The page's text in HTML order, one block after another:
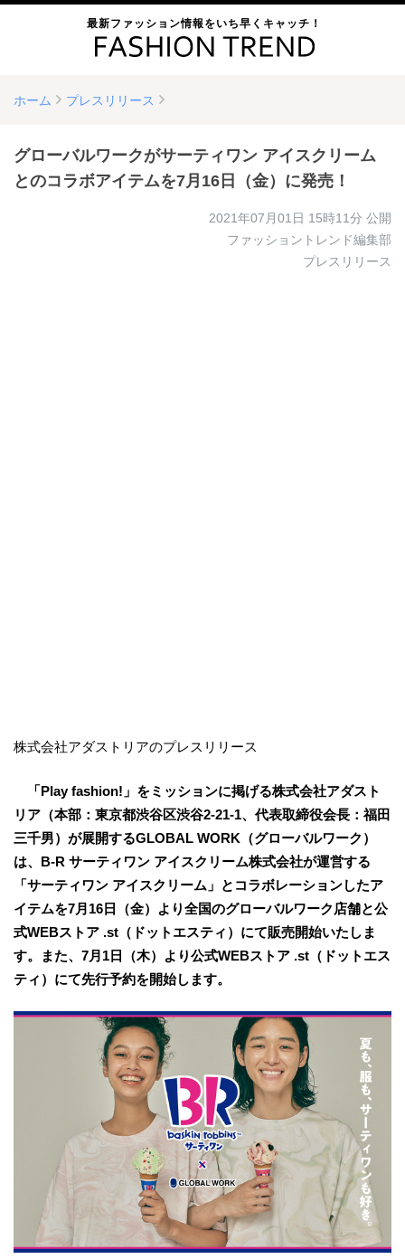
最新ファッション情報をいち早くキャッチ！
ホーム プレスリリース
グローバルワークがサーティワン アイスクリーム
とのコラボアイテムを7月16日（金）に発売！
2021年07月01日 15時11分 公開
ファッショントレンド編集部
プレスリリース
株式会社アダストリアのプレスリリース
「Play fashion!」をミッションに掲げる株式会社アダスト
リア（本部：東京都渋谷区渋谷2-21-1、代表取締役会長：福田
三千男）が展開するGLOBAL WORK（グローバルワーク）
は、B-R サーティワン アイスクリーム株式会社が運営する
「サーティワン アイスクリーム」とコラボレーションしたア
イテムを7月16日（金）より全国のグローバルワーク店舗と公
式WEBストア .st（ドットエスティ）にて販売開始いたしま
す。また、7月1日（木）より公式WEBストア .st（ドットエス
ティ）にて先行予約を開始します。